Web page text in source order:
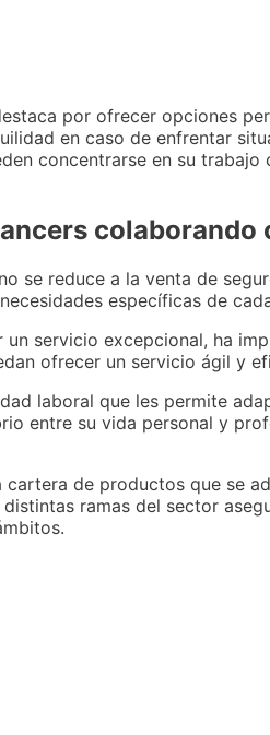
por ofrecer opciones
en caso de enfrentar
concentrarse en su
colaborando
se reduce a la venta de
específicas de
servicio excepcional, ha
ofrecer un servicio ágil y
laboral que les permite
entre su vida personal y
de productos que se
ramas del sector